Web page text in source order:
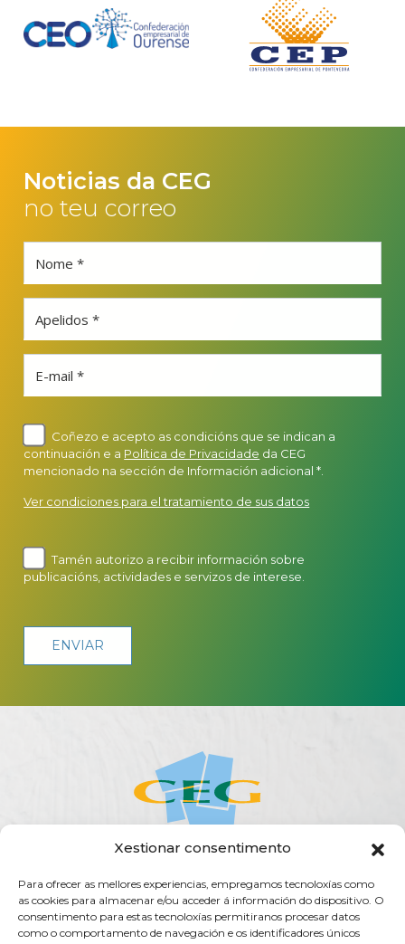
Xestionar consentimento
Para ofrecer as mellores experiencias, empregamos tecnoloxías como
as cookies para almacenar e/ou acceder á información do dispositivo. O
consentimento para estas tecnoloxías permitiranos procesar datos
como o comportamento de navegación e os identificadores únicos
Noticias da CEG
no teu correo
Nome *
Apelidos *
E-mail *
Coñezo e acepto as condicións que se indican a
continuación e a Política de Privacidade da CEG
mencionado na sección de Información adicional *.
Ver condiciones para el tratamiento de sus datos
Tamén autorizo a recibir información sobre
publicacións, actividades e servizos de interese.
ACERCA DA CEG ACTUALIDADE AXENDA
PUBLICACIÓNS
TRANSPARENCIA